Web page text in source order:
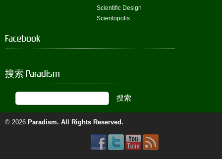
Scientific Design
Scientopolis
Facebook
搜索 Paradism
© 2026 Paradism. All Rights Reserved.